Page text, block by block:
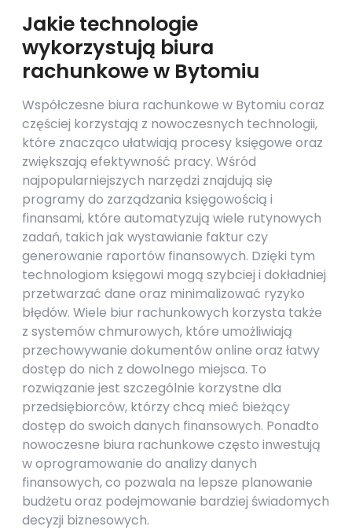
Jakie technologie
wykorzystują biura
rachunkowe w Bytomiu
Współczesne biura rachunkowe w Bytomiu coraz
częściej korzystają z nowoczesnych technologii,
które znacząco ułatwiają procesy księgowe oraz
zwiększają efektywność pracy. Wśród
najpopularniejszych narzędzi znajdują się
programy do zarządzania księgowością i
finansami, które automatyzują wiele rutynowych
zadań, takich jak wystawianie faktur czy
generowanie raportów finansowych. Dzięki tym
technologiom księgowi mogą szybciej i dokładniej
przetwarzać dane oraz minimalizować ryzyko
błędów. Wiele biur rachunkowych korzysta także
z systemów chmurowych, które umożliwiają
przechowywanie dokumentów online oraz łatwy
dostęp do nich z dowolnego miejsca. To
rozwiązanie jest szczególnie korzystne dla
przedsiębiorców, którzy chcą mieć bieżący
dostęp do swoich danych finansowych. Ponadto
nowoczesne biura rachunkowe często inwestują
w oprogramowanie do analizy danych
finansowych, co pozwala na lepsze planowanie
budżetu oraz podejmowanie bardziej świadomych
decyzji biznesowych.